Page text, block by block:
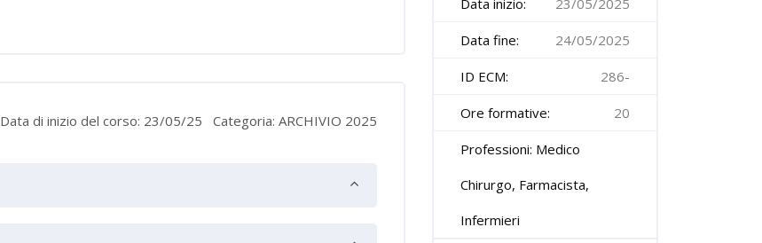
Data di inizio del corso: 23/05/25 Categoria: ARCHIVIO 2025
Data inizio: 23/05/2025
Data fine: 24/05/2025
ID ECM: 286-
Ore formative: 20
Professioni: Medico
Chirurgo, Farmacista,
Infermieri